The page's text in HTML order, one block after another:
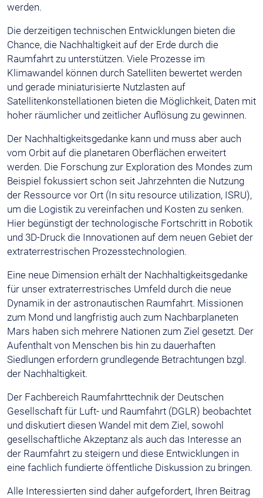
werden.
Die derzeitigen technischen Entwicklungen bieten die
Chance, die Nachhaltigkeit auf der Erde durch die
Raumfahrt zu unterstützen. Viele Prozesse im
Klimawandel können durch Satelliten bewertet werden
und gerade miniaturisierte Nutzlasten auf
Satellitenkonstellationen bieten die Möglichkeit, Daten mit
hoher räumlicher und zeitlicher Auflösung zu gewinnen.
Der Nachhaltigkeitsgedanke kann und muss aber auch
vom Orbit auf die planetaren Oberflächen erweitert
werden. Die Forschung zur Exploration des Mondes zum
Beispiel fokussiert schon seit Jahrzehnten die Nutzung
der Ressource vor Ort (In situ resource utilization, ISRU),
um die Logistik zu vereinfachen und Kosten zu senken.
Hier begünstigt der technologische Fortschritt in Robotik
und 3D-Druck die Innovationen auf dem neuen Gebiet der
extraterrestrischen Prozesstechnologien.
Eine neue Dimension erhält der Nachhaltigkeitsgedanke
für unser extraterrestrisches Umfeld durch die neue
Dynamik in der astronautischen Raumfahrt. Missionen
zum Mond und langfristig auch zum Nachbarplaneten
Mars haben sich mehrere Nationen zum Ziel gesetzt. Der
Aufenthalt von Menschen bis hin zu dauerhaften
Siedlungen erfordern grundlegende Betrachtungen bzgl.
der Nachhaltigkeit.
Der Fachbereich Raumfahrttechnik der Deutschen
Gesellschaft für Luft- und Raumfahrt (DGLR) beobachtet
und diskutiert diesen Wandel mit dem Ziel, sowohl
gesellschaftliche Akzeptanz als auch das Interesse an
der Raumfahrt zu steigern und diese Entwicklungen in
eine fachlich fundierte öffentliche Diskussion zu bringen.
Alle Interessierten sind daher aufgefordert, Ihren Beitrag